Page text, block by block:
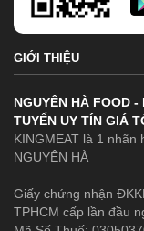
GIỚI THIỆU
NGUYÊN HÀ FOOD
TUYẾN UY TÍN GIÁ
KINGMEAT là 1 nhãn
NGUYÊN HÀ
Giấy chứng nhận
TPHCM cấp lần đầu